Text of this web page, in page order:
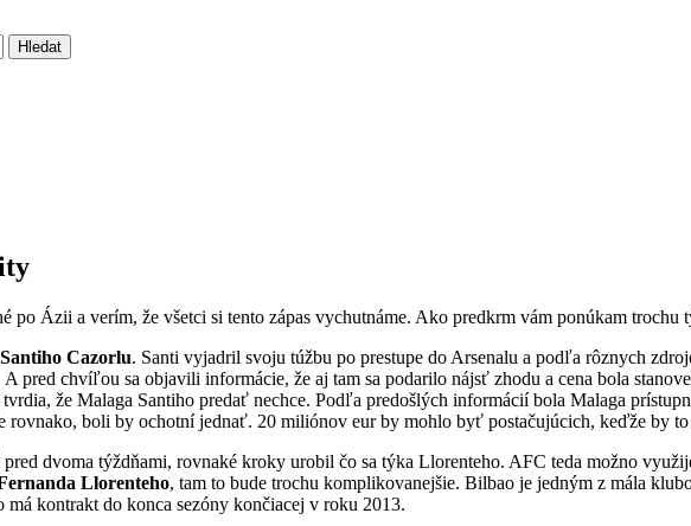
po Ázii a verím, že všetci si tento zápas vychutnáme. Ako predkrm vám ponúkam trochu
Santiho Cazorlu. Santi vyjadril svoju túžbu po prestupe do Arsenalu a podľa rôznych
pred chvíľou sa objavili informácie, že aj tam sa podarilo nájsť zhodu a cena bola
že Malaga Santiho predať nechce. Podľa predošlých informácií bola Malaga
boli by ochotní jednať. 20 miliónov eur by mohlo byť postačujúcich, keďže by
dvoma týždňami, rovnaké kroky urobil čo sa týka Llorenteho. AFC teda možno
Llorenteho, tam to bude trochu komplikovanejšie. Bilbao je jedným z mála
kontrakt do konca sezóny končiacej v roku 2013.